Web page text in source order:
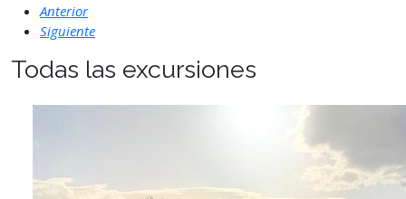
Anterior
Siguiente
Todas las excursiones